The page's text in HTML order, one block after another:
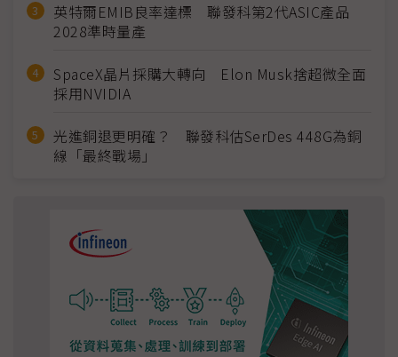
英特爾EMIB良率達標 聯發科第2代ASIC產品
2028準時量產
SpaceX晶片採購大轉向 Elon Musk捨超微全面
採用NVIDIA
光進銅退更明確？ 聯發科估SerDes 448G為銅
線「最終戰場」